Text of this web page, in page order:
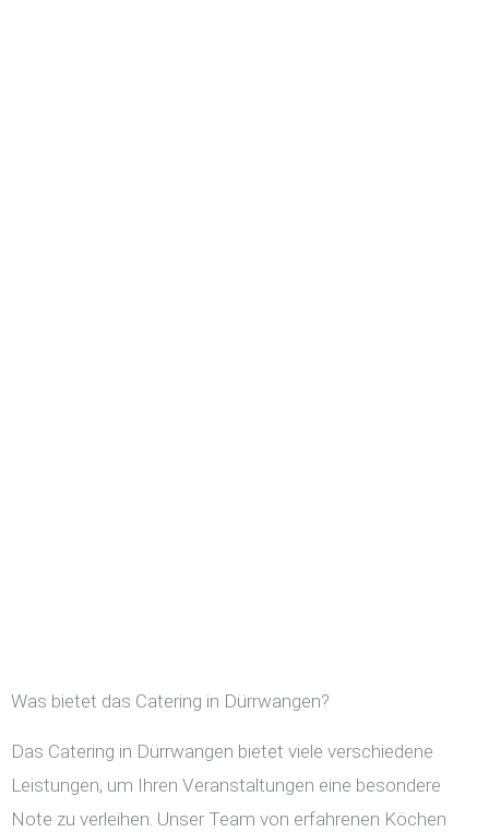
Was bietet das Catering in Dürrwangen?
Das Catering in Dürrwangen bietet viele verschiedene
Leistungen, um Ihren Veranstaltungen eine besondere
Note zu verleihen. Unser Team von erfahrenen Köchen